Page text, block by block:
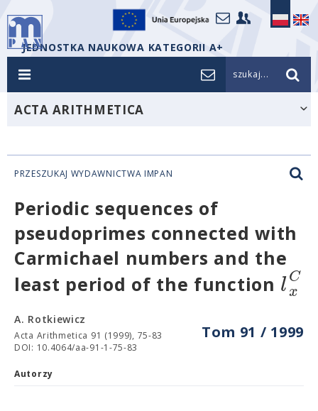
JEDNOSTKA NAUKOWA KATEGORII A+
szukaj...
ACTA ARITHMETICA
PRZESZUKAJ WYDAWNICTWA IMPAN
Periodic sequences of
pseudoprimes connected with
Carmichael numbers and the
least period of the function lC
x
Tom 91 / 1999
A. Rotkiewicz
Acta Arithmetica 91 (1999), 75-83
DOI: 10.4064/aa-91-1-75-83
Autorzy